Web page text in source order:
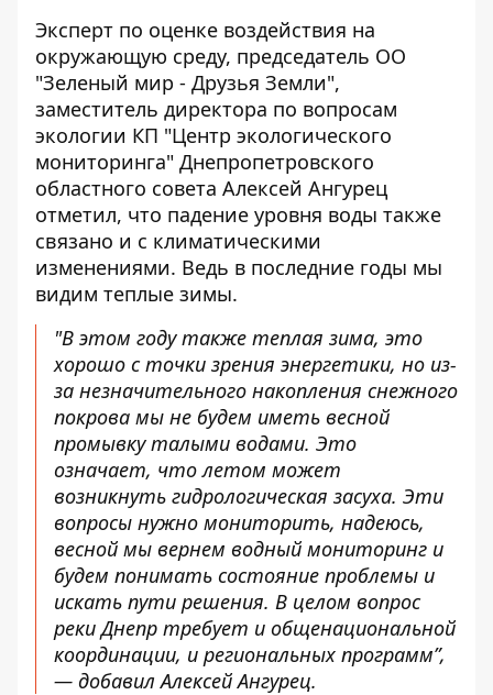
Эксперт по оценке воздействия на
окружающую среду, председатель ОО
"Зеленый мир - Друзья Земли",
заместитель директора по вопросам
экологии КП "Центр экологического
мониторинга" Днепропетровского
областного совета Алексей Ангурец
отметил, что падение уровня воды также
связано и с климатическими
изменениями. Ведь в последние годы мы
видим теплые зимы.
"В этом году также теплая зима, это
хорошо с точки зрения энергетики, но из-
за незначительного накопления снежного
покрова мы не будем иметь весной
промывку талыми водами. Это
означает, что летом может
возникнуть гидрологическая засуха. Эти
вопросы нужно мониторить, надеюсь,
весной мы вернем водный мониторинг и
будем понимать состояние проблемы и
искать пути решения. В целом вопрос
реки Днепр требует и общенациональной
координации, и региональных программ”,
— добавил Алексей Ангурец.